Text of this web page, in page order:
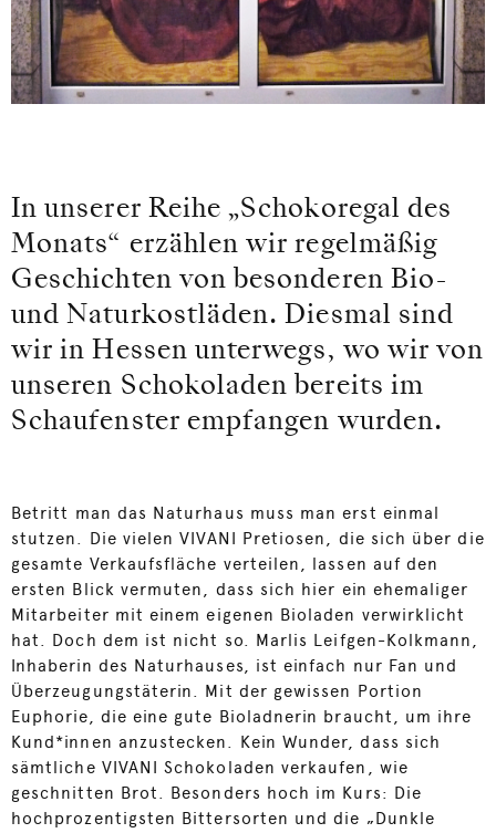
In unserer Reihe „Schokoregal des
Monats“ erzählen wir regelmäßig
Geschichten von besonderen Bio-
und Naturkostläden. Diesmal sind
wir in Hessen unterwegs, wo wir von
unseren Schokoladen bereits im
Schaufenster empfangen wurden.
Betritt man das Naturhaus muss man erst einmal
stutzen. Die vielen VIVANI Pretiosen, die sich über die
gesamte Verkaufsfläche verteilen, lassen auf den
ersten Blick vermuten, dass sich hier ein ehemaliger
Mitarbeiter mit einem eigenen Bioladen verwirklicht
hat. Doch dem ist nicht so. Marlis Leifgen-Kolkmann,
Inhaberin des Naturhauses, ist einfach nur Fan und
Überzeugungstäterin. Mit der gewissen Portion
Euphorie, die eine gute Bioladnerin braucht, um ihre
Kund*innen anzustecken. Kein Wunder, dass sich
sämtliche VIVANI Schokoladen verkaufen, wie
geschnitten Brot. Besonders hoch im Kurs: Die
hochprozentigsten Bittersorten und die „Dunkle